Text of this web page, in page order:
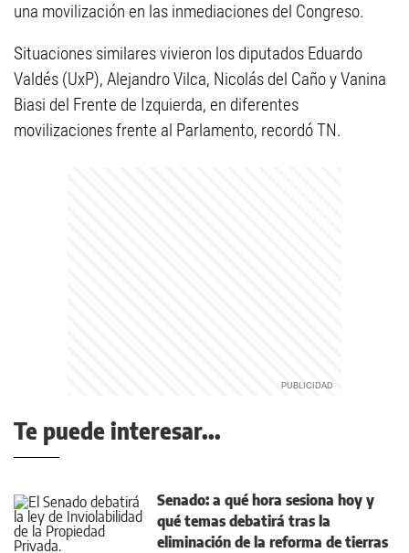
una movilización en las inmediaciones del Congreso.
Situaciones similares vivieron los diputados Eduardo
Valdés (UxP), Alejandro Vilca, Nicolás del Caño y Vanina
Biasi del Frente de Izquierda, en diferentes
movilizaciones frente al Parlamento, recordó TN.
Te puede interesar...
Senado: a qué hora sesiona hoy y
qué temas debatirá tras la
eliminación de la reforma de tierras